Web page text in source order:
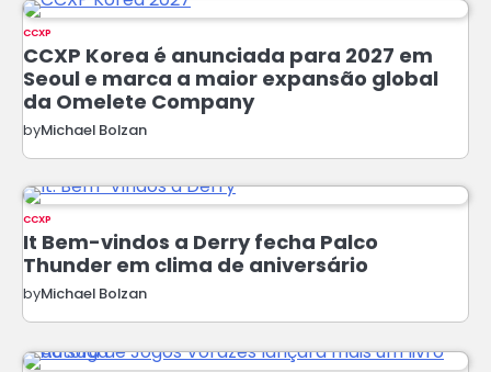
CCXP
CCXP Korea é anunciada para 2027 em
Seoul e marca a maior expansão global
da Omelete Company
byMichael Bolzan
CCXP
It Bem-vindos a Derry fecha Palco
Thunder em clima de aniversário
byMichael Bolzan